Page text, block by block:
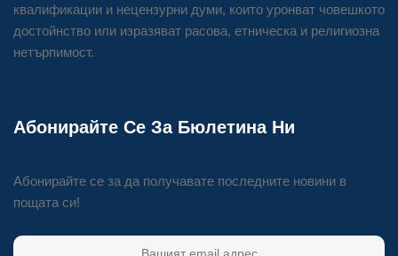
квалификации и нецензурни думи, които уронват човешкото
достойнство или изразяват расова, етническа и религиозна
нетърпимост.
Абонирайте Се За Бюлетина Ни
Абонирайте се за да получавате последните новини в
пощата си!